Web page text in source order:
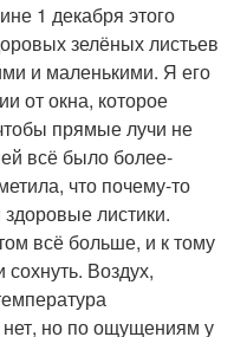
1 декабря этого
зелёных листьев
и маленькими. Я его
от окна, которое
прямые лучи не
всё было более-
что почему-то
листики.
всё больше, и к тому
Воздух,
нет, но по ощущениям у